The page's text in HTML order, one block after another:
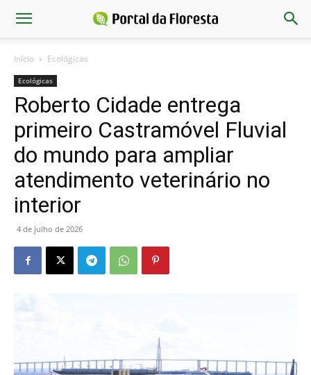
Início Ecológicas
Ecológicas
Roberto Cidade entrega
primeiro Castramóvel Fluvial
do mundo para ampliar
atendimento veterinário no
interior
4 de julho de 2026